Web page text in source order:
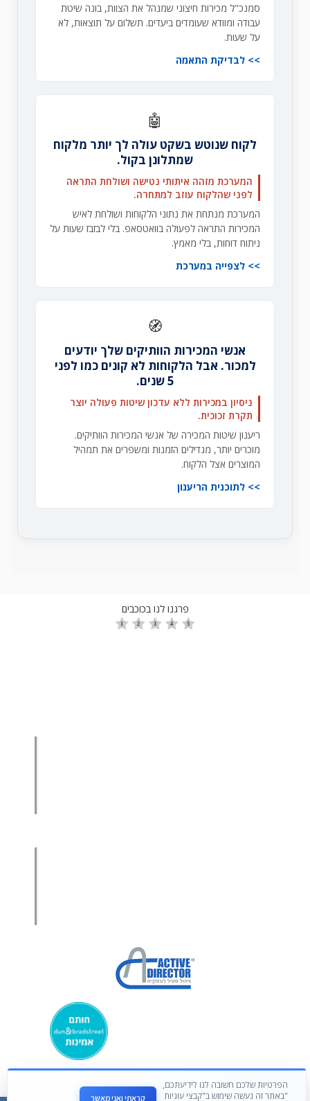
סמנכ"ל מכירות חיצוני שמנהל את הצוות, בונה שיטת
עבודה ומוודא שעומדים ביעדים. תשלום על תוצאות, לא
על שעות.
לבדיקת התאמה
🤖
לקוח שנוטש בשקט עולה לך יותר מלקוח
שמתלונן בקול.
המערכת מזהה איתותי נטישה ושולחת התראה
לפני שהלקוח עוזב למתחרה.
המערכת מנתחת את נתוני הלקוחות ושולחת לאיש
המכירות התראה לפעולה בוואטסאפ. בלי לבזבז שעות על
ניתוח דוחות, בלי מאמץ.
לצפייה במערכת
🧭
אנשי המכירות הוותיקים שלך יודעים
למכור. אבל הלקוחות לא קונים כמו לפני
5 שנים.
ניסיון במכירות ללא עדכון שיטות פעולה יוצר
תקרת זכוכית.
ריענון שיטות המכירה של אנשי המכירות הוותיקים.
מוכרים יותר, מגדילים הזמנות ומשפרים את תמהיל
המוצרים אצל הלקוח.
לתוכנית הריענון
פרגנו לנו בכוכבים
הפרטיות שלכם חשובה לנו לידיעתכם,
באתר זה נעשה שימוש ב"קבצי עוגיות"
קראתי ואני מאשר